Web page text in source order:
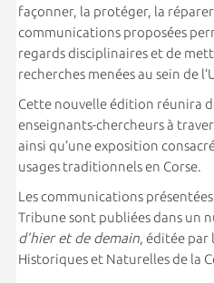
façonner, la protéger, la
communications proposées
regards disciplinaires et de
recherches menées au sein de
Cette nouvelle édition réunira
enseignants-chercheurs à
ainsi qu’une exposition
usages traditionnels en Corse.
Les communications
Tribune sont publiées dans un
d’hier et de demain, éditée par
Historiques et Naturelles de la